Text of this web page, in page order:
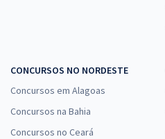
CONCURSOS NO NORDESTE
Concursos em Alagoas
Concursos na Bahia
Concursos no Ceará